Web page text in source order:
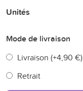
Unités
Mode de livraison
Livraison (+4,90 €)
Retrait